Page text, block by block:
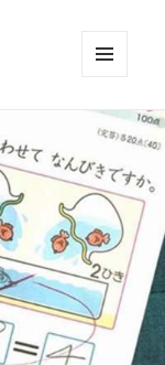
ーとウ
ィジェ
ット